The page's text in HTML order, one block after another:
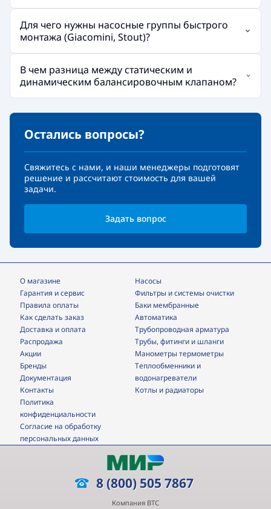
Для чего нужны насосные группы быстрого
монтажа (Giacomini, Stout)?
В чем разница между статическим и
динамическим балансировочным клапаном?
Остались вопросы?
Свяжитесь с нами, и наши менеджеры подготовят
решение и рассчитают стоимость для вашей
задачи.
Задать вопрос
О магазине
Гарантия и сервис
Правила оплаты
Как сделать заказ
Доставка и оплата
Распродажа
Акции
Бренды
Документация
Контакты
Насосы
фильтры и системы очистки
Баки мембранные
Автоматика
трубопроводная арматура
трубы, фитинги и шланги
манометры термометры
теплообменники и
водонагреватели
Котлы и радиаторы
Политика
конфиденциальности
Согласие на обработку
персональных данных
8 (800) 505 7867
Компания ВТС